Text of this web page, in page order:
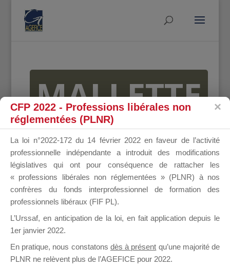
MALLETTE
DU
DIRIGEANT
CFP 2022 - Professions libérales non
réglementées (PLNR)
La loi n°2022-172 du 14 février 2022 en faveur de l’activité
professionnelle indépendante a introduit des modifications
législatives qui ont pour conséquence de rattacher les
« professions libérales non réglementées » (PLNR) à nos
confrères du fonds interprofessionnel de formation des
professionnels libéraux (FIF PL).
L’Urssaf, en anticipation de la loi, en fait application depuis le
1er janvier 2022.
En pratique, nous constatons dès à présent qu’une majorité de
PLNR ne relèvent plus de l’AGEFICE pour 2022.